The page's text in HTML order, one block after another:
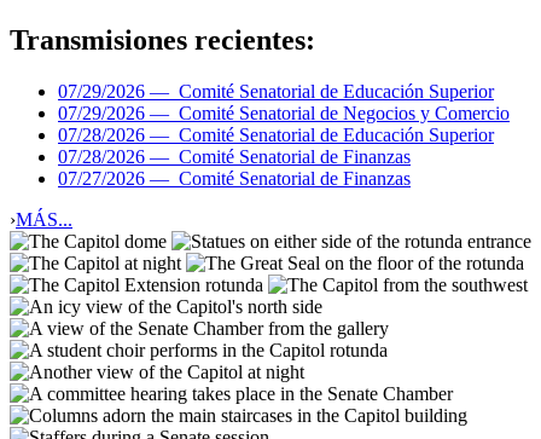
Transmisiones recientes:
07/29/2026 — Comité Senatorial de Educación Superior
07/29/2026 — Comité Senatorial de Negocios y Comercio
07/28/2026 — Comité Senatorial de Educación Superior
07/28/2026 — Comité Senatorial de Finanzas
07/27/2026 — Comité Senatorial de Finanzas
›MÁS...